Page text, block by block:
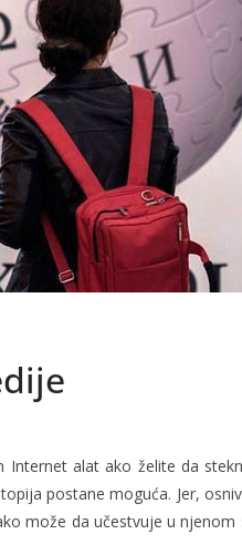
Internet alat ako želite da
postane moguća. Jer,
može da učestvuje u